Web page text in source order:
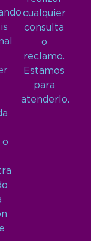
o
cualquier
consulta
o
reclamo.
Estamos
para
atenderlo.